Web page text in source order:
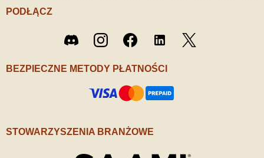
PODŁĄCZ
Discord Instagram Facebook LinkedIn
BEZPIECZNE METODY PŁATNOŚCI
STOWARZYSZENIA BRANŻOWE